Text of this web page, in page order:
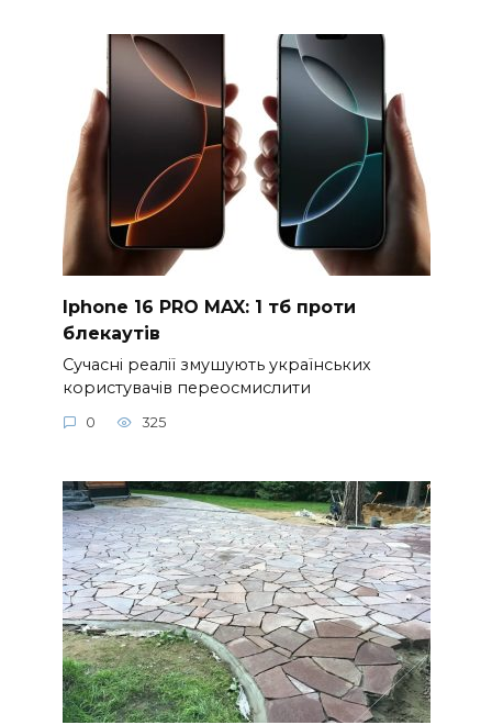
Iphone 16 PRO MAX: 1 тб проти
блекаутів
Сучасні реалії змушують українських
користувачів переосмислити
0 325